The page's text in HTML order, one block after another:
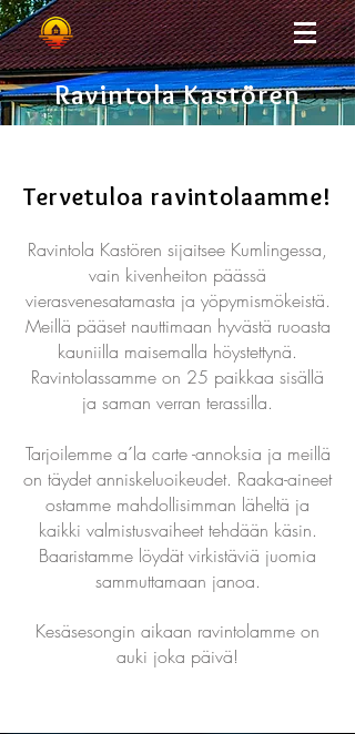
Tervetuloa ravintolaamme!
Ravintola Kastören sijaitsee Kumlingessa,
vain kivenheiton päässä
vierasvenesatamasta ja yöpymismökeistä.
Meillä pääset nauttimaan hyvästä ruoasta
kauniilla maisemalla höystettynä.
Ravintolassamme on 25 paikkaa sisällä
ja saman verran terassilla.
Tarjoilemme a´la carte -annoksia ja meillä
on täydet anniskeluoikeudet. Raaka-aineet
ostamme mahdollisimman läheltä ja
kaikki valmistusvaiheet tehdään käsin.
Baaristamme löydät virkistäviä juomia
sammuttamaan janoa.
Kesäsesongin aikaan ravintolamme on
auki joka päivä!
Ravintola Kastören